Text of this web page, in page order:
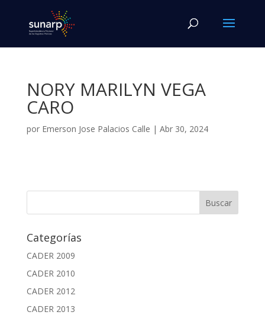
NORY MARILYN VEGA
CARO
por Emerson Jose Palacios Calle | Abr 30, 2024
Categorías
CADER 2009
CADER 2010
CADER 2012
CADER 2013